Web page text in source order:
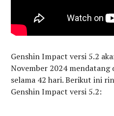
Genshin Impact versi 5.2
November 2024 mendatang
selama 42 hari. Berikut ini
Genshin Impact versi 5.2: